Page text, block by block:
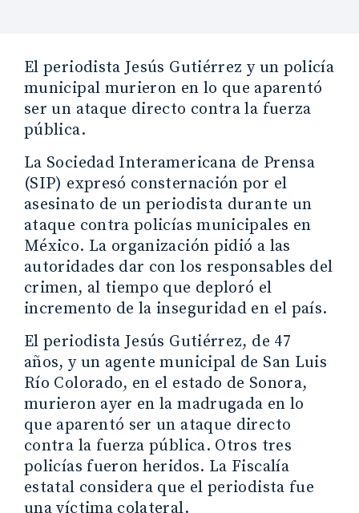
El periodista Jesús Gutiérrez y un policía
municipal murieron en lo que aparentó
ser un ataque directo contra la fuerza
pública.
La Sociedad Interamericana de Prensa
(SIP) expresó consternación por el
asesinato de un periodista durante un
ataque contra policías municipales en
México. La organización pidió a las
autoridades dar con los responsables del
crimen, al tiempo que deploró el
incremento de la inseguridad en el país.
El periodista Jesús Gutiérrez, de 47
años, y un agente municipal de San Luis
Río Colorado, en el estado de Sonora,
murieron ayer en la madrugada en lo
que aparentó ser un ataque directo
contra la fuerza pública. Otros tres
policías fueron heridos. La Fiscalía
estatal considera que el periodista fue
una víctima colateral.